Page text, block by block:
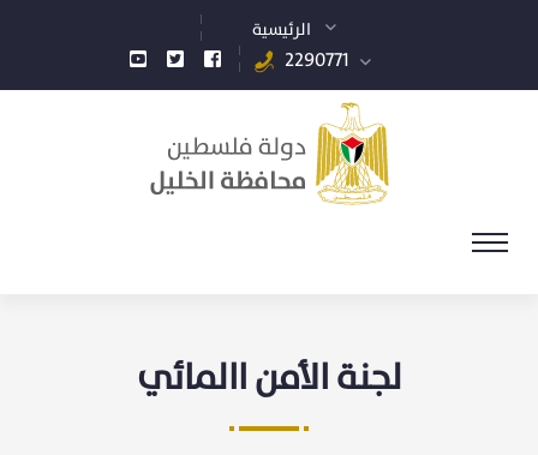
الرئيسية
2290771
لجنة الأمن االمائي